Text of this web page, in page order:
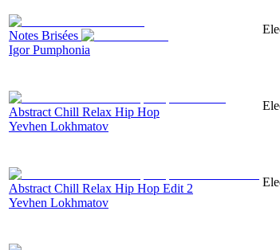
Notes Brisées
Igor Pumphonia
Abstract Chill Relax Hip Hop
Yevhen Lokhmatov
Abstract Chill Relax Hip Hop Edit 2
Yevhen Lokhmatov